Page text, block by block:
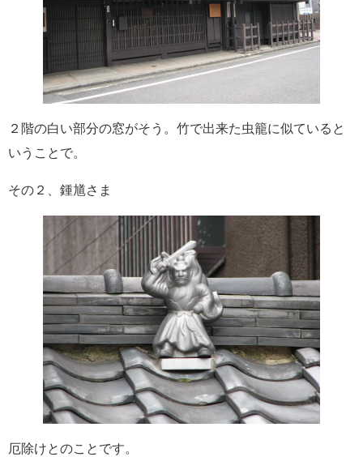
２階の白い部分の窓がそう。竹で出来た虫籠に似ていると
いうことで。
その２、鍾馗さま
厄除けとのことです。